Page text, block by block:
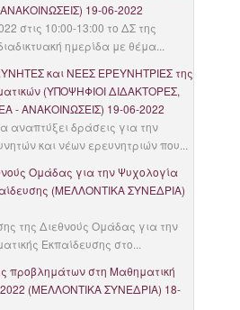
) 19-06-2022
στις 10:00-13:00 το ΔΣ της
ημερίδα με θέμα...
και ΝΕΕΣ ΕΡΕΥΝΗΤΡΙΕΣ της
(ΥΠΟΨΗΦΙΟΙ ΔΙΔΑΚΤΟΡΕΣ,
- ΑΝΑΚΟΙΝΏΣΕΙΣ) 19-06-2022
αναπτύξει δράσεις για την
και νέων ερευνητριών που...
Ομάδας για την Ψυχολογία
(ΜΕΛΛΟΝΤΙΚΆ ΣΥΝΈΔΡΙΑ)
της Διεθνούς Ομάδας για την
Εκπαίδευσης στο...
προβλημάτων στη Μαθηματική
(ΜΕΛΛΟΝΤΙΚΆ ΣΥΝΈΔΡΙΑ) 18-